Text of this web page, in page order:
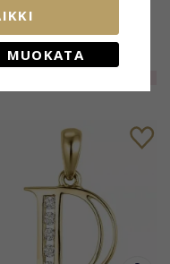
kirjain riipus kullattua
hopeaa - My Letter
CHANTI hinta
MUOKATA